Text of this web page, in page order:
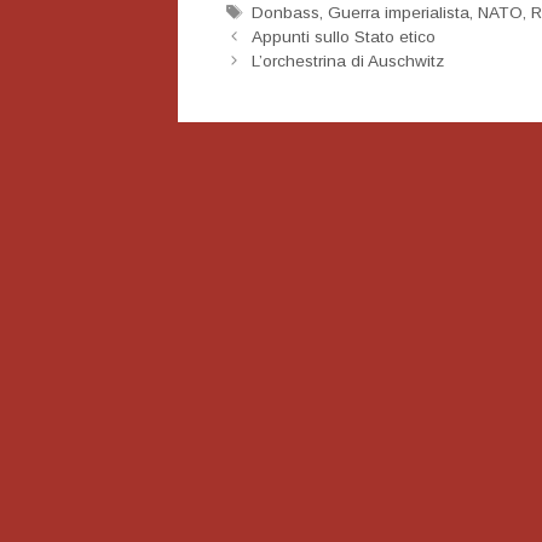
Tag
Donbass,Guerra imperialista,NATO,
Navigazione
articolo
Appunti sullo Stato etico
L’orchestrina di Auschwitz